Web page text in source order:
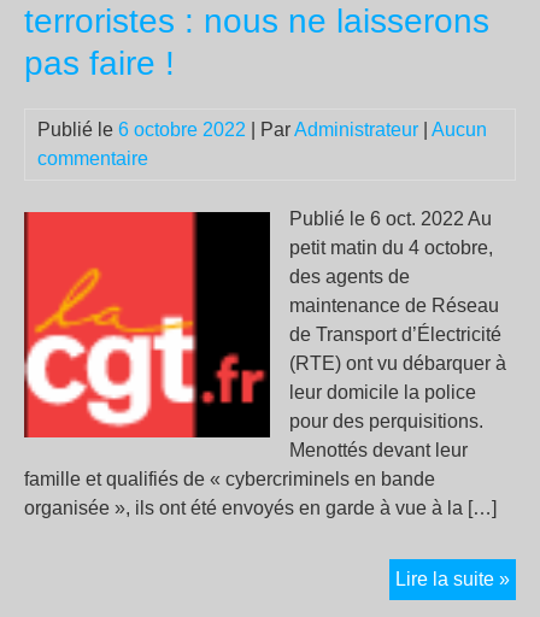
terroristes : nous ne laisserons
pas faire !
Publié le 6 octobre 2022 | ParAdministrateur
Aucun
commentaire
Publié le 6 oct. 2022 Au
petit matin du 4 octobre,
des agents de
maintenance de Réseau
de Transport d’Électricité
(RTE) ont vu débarquer à
leur domicile la police
pour des perquisitions.
Menottés devant leur
famille et qualifiés de « cybercriminels en bande
organisée », ils ont été envoyés en garde à vue à la […]
Lire la suite »